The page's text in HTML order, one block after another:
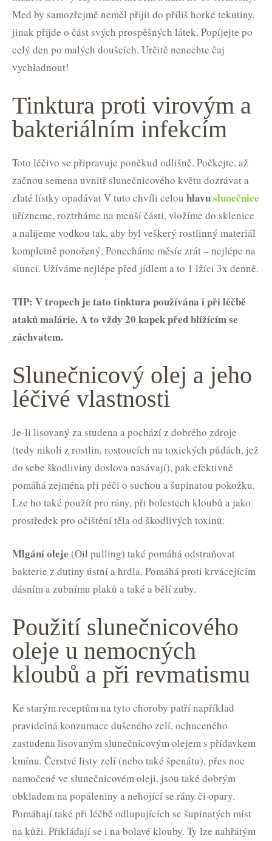
Med by samozřejmě neměl přijít do příliš horké tekutiny,
jinak přijde o část svých prospěšných látek. Popíjejte po
celý den po malých doušcích. Určitě nenechte čaj
vychladnout!
Tinktura proti virovým a
bakteriálním infekcím
Toto léčivo se připravuje poněkud odlišně. Počkejte, až
začnou semena uvnitř slunečnicového květu dozrávat a
zlaté lístky opadávat V tuto chvíli celou hlavuslunečnice
uřízneme, roztrháme na menší části, vložíme do sklenice
a nalijeme vodkou tak, aby byl veškerý rostlinný materiál
kompletně ponořený. Ponecháme měsíc zrát – nejlépe na
slunci. Užíváme nejlépe před jídlem a to 1 lžíci 3x denně.
TIP: V tropech je tato tinktura používána i při léčbě
ataků malárie. A to vždy 20 kapek před blížícím se
záchvatem.
Slunečnicový olej a jeho
léčivé vlastnosti
Je-li lisovaný za studena a pochází z dobrého zdroje
(tedy nikoli z rostlin, rostoucích na toxických půdách, jež
do sebe škodliviny doslova nasávají), pak efektivně
pomáhá zejména při péči o suchou a šupinatou pokožku.
Lze ho také použít pro rány, při bolestech kloubů a jako
prostředek pro očištění těla od škodlivých toxinů.
Mlgání oleje (Oil pulling) také pomáhá odstraňovat
bakterie z dutiny ústní a hrdla. Pomáhá proti krvácejícím
dásním a zubnímu plaků a také a bělí zuby.
Použití slunečnicového
oleje u nemocných
kloubů a při revmatismu
Ke starým receptům na tyto choroby patří například
pravidelná konzumace dušeného zelí, ochuceného
zastudena lisovaným slunečnicovým olejem s přídavkem
kmínu. Čerstvé listy zelí (nebo také špenátu), přes noc
namočené ve slunečnicovém oleji, jsou také dobrým
obkladem na popáleniny a nehojící se rány či opary.
Pomáhají také při léčbě odlupujících se šupinatých míst
na kůži. Přikládají se i na bolavé klouby. Ty lze nahřátým